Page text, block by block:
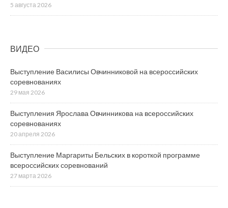
5 августа 2026
ВИДЕО
Выступление Василисы Овчинниковой на всероссийских
соревнованиях
29 мая 2026
Выступления Ярослава Овчинникова на всероссийских
соревнованиях
20 апреля 2026
Выступление Маргариты Бельских в короткой программе
всероссийских соревнований
27 марта 2026